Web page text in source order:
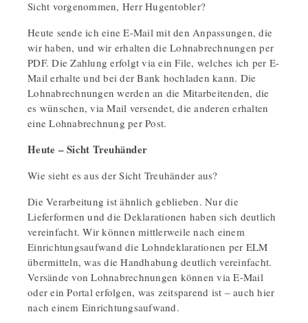
Sicht vorgenommen, Herr Hugentobler?
Heute sende ich eine E-Mail mit den Anpassungen, die
wir haben, und wir erhalten die Lohnabrechnungen per
PDF. Die Zahlung erfolgt via ein File, welches ich per E-
Mail erhalte und bei der Bank hochladen kann. Die
Lohnabrechnungen werden an die Mitarbeitenden, die
es wünschen, via Mail versendet, die anderen erhalten
eine Lohnabrechnung per Post.
Heute – Sicht Treuhänder
Wie sieht es aus der Sicht Treuhänder aus?
Die Verarbeitung ist ähnlich geblieben. Nur die
Lieferformen und die Deklarationen haben sich deutlich
vereinfacht. Wir können mittlerweile nach einem
Einrichtungsaufwand die Lohndeklarationen per ELM
übermitteln, was die Handhabung deutlich vereinfacht.
Versände von Lohnabrechnungen können via E-Mail
oder ein Portal erfolgen, was zeitsparend ist – auch hier
nach einem Einrichtungsaufwand.